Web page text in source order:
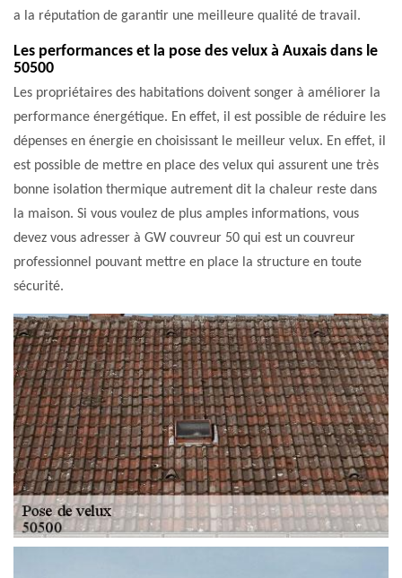
a la réputation de garantir une meilleure qualité de travail.
Les performances et la pose des velux à Auxais dans le
50500
Les propriétaires des habitations doivent songer à améliorer la
performance énergétique. En effet, il est possible de réduire les
dépenses en énergie en choisissant le meilleur velux. En effet, il
est possible de mettre en place des velux qui assurent une très
bonne isolation thermique autrement dit la chaleur reste dans
la maison. Si vous voulez de plus amples informations, vous
devez vous adresser à GW couvreur 50 qui est un couvreur
professionnel pouvant mettre en place la structure en toute
sécurité.